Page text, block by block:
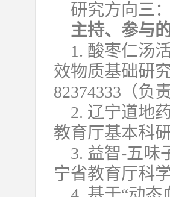
研究方向三
主持、参与
1. 酸枣仁汤
效物质基础研
82374333（负
2. 辽宁道地
教育厅基本科
3. 益智-五味
宁省教育厅科